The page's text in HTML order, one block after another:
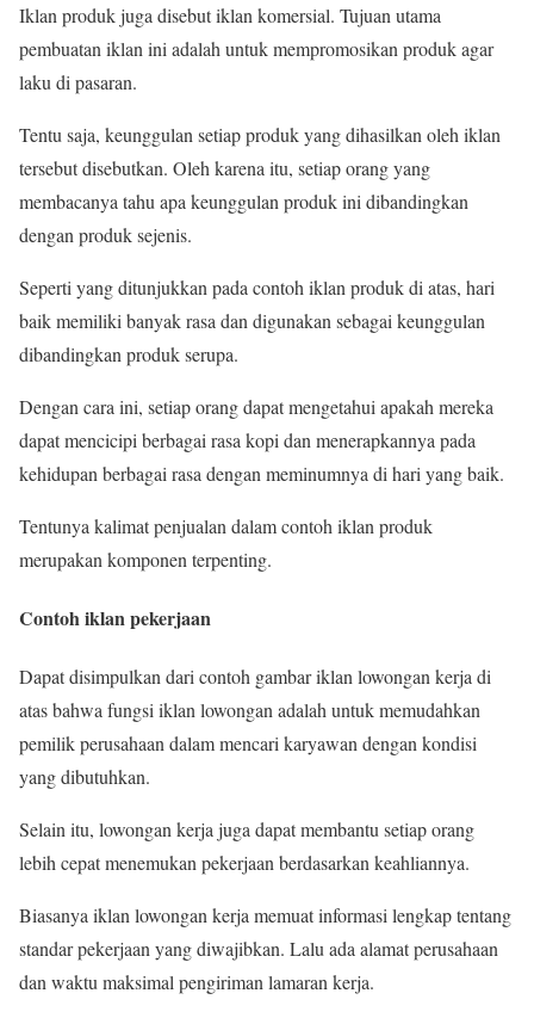
Iklan produk juga disebut iklan komersial. Tujuan utama
pembuatan iklan ini adalah untuk mempromosikan produk agar
laku di pasaran.
Tentu saja, keunggulan setiap produk yang dihasilkan oleh iklan
tersebut disebutkan. Oleh karena itu, setiap orang yang
membacanya tahu apa keunggulan produk ini dibandingkan
dengan produk sejenis.
Seperti yang ditunjukkan pada contoh iklan produk di atas, hari
baik memiliki banyak rasa dan digunakan sebagai keunggulan
dibandingkan produk serupa.
Dengan cara ini, setiap orang dapat mengetahui apakah mereka
dapat mencicipi berbagai rasa kopi dan menerapkannya pada
kehidupan berbagai rasa dengan meminumnya di hari yang baik.
Tentunya kalimat penjualan dalam contoh iklan produk
merupakan komponen terpenting.
Contoh iklan pekerjaan
Dapat disimpulkan dari contoh gambar iklan lowongan kerja di
atas bahwa fungsi iklan lowongan adalah untuk memudahkan
pemilik perusahaan dalam mencari karyawan dengan kondisi
yang dibutuhkan.
Selain itu, lowongan kerja juga dapat membantu setiap orang
lebih cepat menemukan pekerjaan berdasarkan keahliannya.
Biasanya iklan lowongan kerja memuat informasi lengkap tentang
standar pekerjaan yang diwajibkan. Lalu ada alamat perusahaan
dan waktu maksimal pengiriman lamaran kerja.